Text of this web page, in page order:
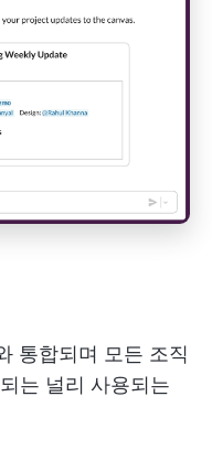
통합되며 모든 조직
는 널리 사용되는